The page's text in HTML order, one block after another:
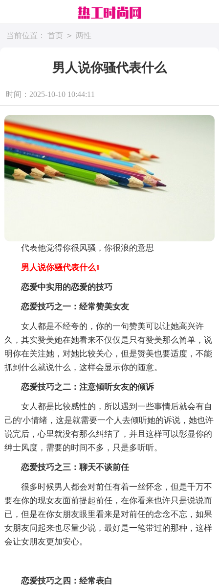
当前位置： 首页 > 两性
男人说你骚代表什么
时间：2025-10-10 10:44:11
代表他觉得你很风骚，你很浪的意思
男人说你骚代表什么1
恋爱中实用的恋爱的技巧
恋爱技巧之一：经常赞美女友
女人都是不经夸的，你的一句赞美可以让她高兴许
久，其实赞美她在她看来不仅仅是只有赞美那么简单，说
明你在关注她，对她比较关心，但是赞美也要适度，不能
抓到什么就说什么，这样会显示你的随意。
恋爱技巧之二：注意倾听女友的倾诉
女人都是比较感性的，所以遇到一些事情后就会有自
己的'小情绪，这是就需要一个人去倾听她的诉说，她也许
说完后，心里就没有那么纠结了，并且这样可以彰显你的
绅士风度，需要的时间不多，只是多听听。
恋爱技巧之三：聊天不谈前任
很多时候男人都会对前任有着一丝怀念，但是千万不
要在你的现女友面前提起前任，在你看来也许只是说说而
已，但是在你女朋友眼里看来是对前任的念念不忘，如果
女朋友问起来也尽量少说，最好是一笔带过的那种，这样
会让女朋友更加安心。
恋爱技巧之四：经常表白